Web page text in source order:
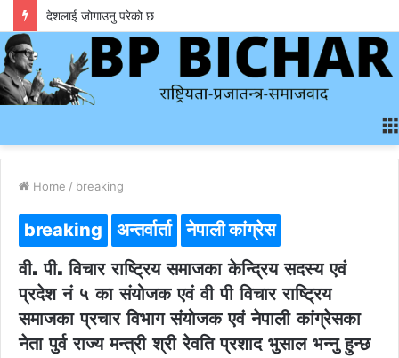
देशलाई जोगाउनु परेको छ
Home / breaking
breaking अन्तर्वार्ता नेपाली कांग्रेस
वी. पी. विचार राष्ट्रिय समाजका केन्द्रिय सदस्य एवं
प्रदेश नं ५ का संयोजक एवं वी पी विचार राष्ट्रिय
समाजका प्रचार विभाग संयोजक एवं नेपाली कांग्रेसका
नेता पुर्व राज्य मन्त्री श्री रेवति प्रशाद भुसाल भन्नु हुन्छ